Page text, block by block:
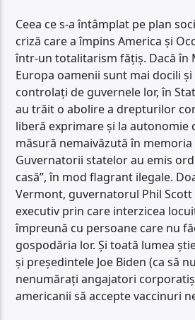
Ceea ce s-a întâmplat pe plan
criză care a împins America și
într-un totalitarism fățiș. Dacă în
Europa oamenii sunt mai docili
controlați de guvernele lor, în
au trăit o abolire a drepturilor
liberă exprimare și la autonomie
măsură nemaivăzută în memoria
Guvernatorii statelor au emis
casă”, în mod flagrant ilegale.
Vermont, guvernatorul Phil
executiv prin care interzicea
împreună cu persoane care nu
gospodăria lor. Și toată lumea
și președintele Joe Biden (ca să
nenumărați angajatori
americanii să accepte vaccinuri